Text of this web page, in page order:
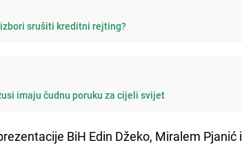
srušiti kreditni rejting?
imaju čudnu poruku za cijeli svijet
BiH Edin Džeko, Miralem Pjanić i